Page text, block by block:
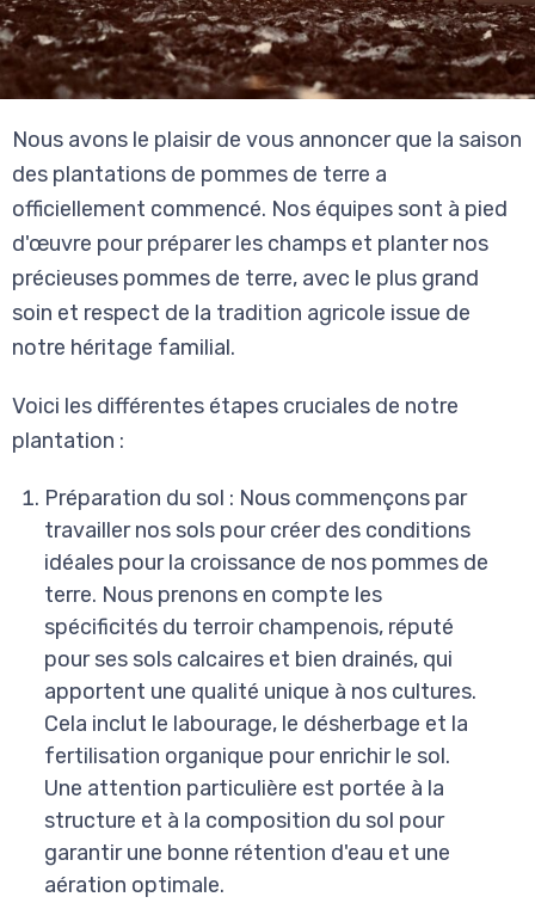
Nous avons le plaisir de vous annoncer que la saison
des plantations de pommes de terre a
officiellement commencé. Nos équipes sont à pied
d'œuvre pour préparer les champs et planter nos
précieuses pommes de terre, avec le plus grand
soin et respect de la tradition agricole issue de
notre héritage familial.
Voici les différentes étapes cruciales de notre
plantation :
Préparation du sol : Nous commençons par
travailler nos sols pour créer des conditions
idéales pour la croissance de nos pommes de
terre. Nous prenons en compte les
spécificités du terroir champenois, réputé
pour ses sols calcaires et bien drainés, qui
apportent une qualité unique à nos cultures.
Cela inclut le labourage, le désherbage et la
fertilisation organique pour enrichir le sol.
Une attention particulière est portée à la
structure et à la composition du sol pour
garantir une bonne rétention d'eau et une
aération optimale.